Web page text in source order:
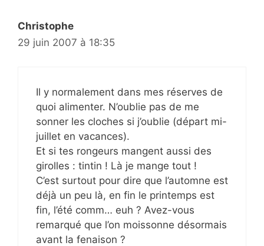
Christophe
29 juin 2007 à 18:35
Il y normalement dans mes réserves de
quoi alimenter. N’oublie pas de me
sonner les cloches si j’oublie (départ mi-
juillet en vacances).
Et si tes rongeurs mangent aussi des
girolles : tintin ! Là je mange tout !
C’est surtout pour dire que l’automne est
déjà un peu là, en fin le printemps est
fin, l’été comm… euh ? Avez-vous
remarqué que l’on moissonne désormais
avant la fenaison ?